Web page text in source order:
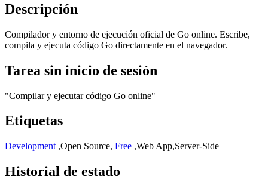
Descripción
Compilador y entorno de ejecución oficial de Go online. Escribe,
compila y ejecuta código Go directamente en el navegador.
Tarea sin inicio de sesión
"Compilar y ejecutar código Go online"
Etiquetas
Development ,Open Source, Free ,Web App,Server-Side
Historial de estado